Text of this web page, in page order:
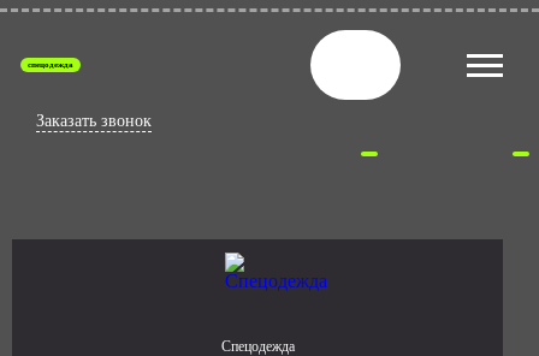
спецодежда
Заказать звонок
Спецодежда